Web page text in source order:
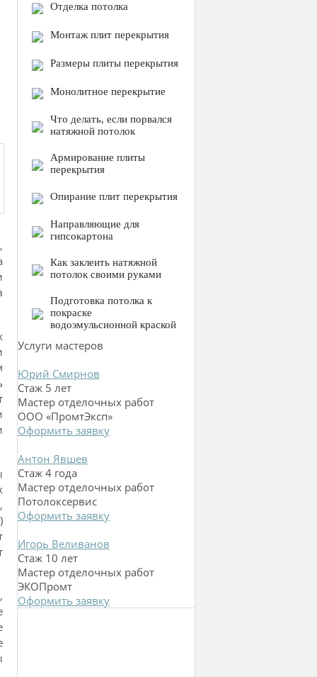
Отделка потолка
Монтаж плит перекрытия
Размеры плиты перекрытия
Монолитное перекрытие
Что делать, если порвался
натяжной потолок
Армирование плиты
перекрытия
Опирание плит перекрытия
Направляющие для
гипсокартона
Как заклеить натяжной
потолок своими руками
Подготовка потолка к
покраске
водоэмульсионной краской
Услуги мастеров
Юрий Смирнов
Стаж 5 лет
Мастер отделочных работ
ООО «ПромтЭксп»
Оформить заявку
Антон Явшев
Стаж 4 года
Мастер отделочных работ
Потолоксервис
Оформить заявку
Игорь Веливанов
Стаж 10 лет
Мастер отделочных работ
ЭКОПромт
Оформить заявку